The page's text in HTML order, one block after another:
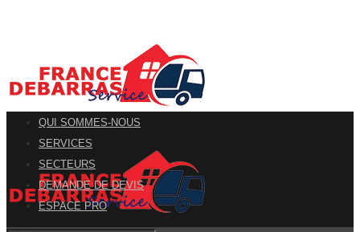
QUI SOMMES-NOUS
SERVICES
SECTEURS
DEMANDE DE DEVIS
ESPACE PRO